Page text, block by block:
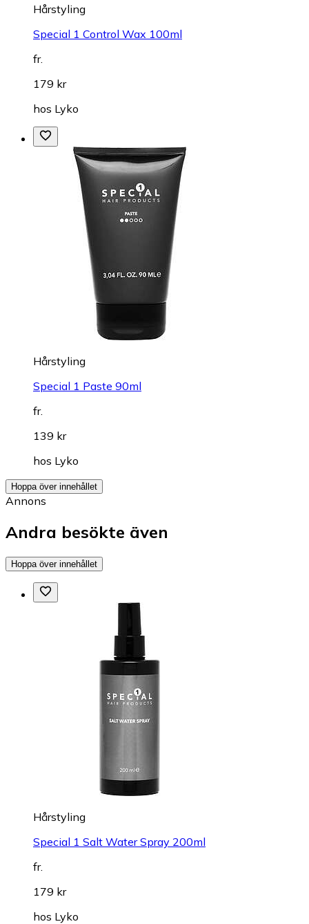
Hårstyling
Special 1 Control Wax 100ml
fr.
179 kr
hos Lyko
Hårstyling
Special 1 Paste 90ml
fr.
139 kr
hos Lyko
Hoppa över innehållet
Annons
Andra besökte även
Hoppa över innehållet
Hårstyling
Special 1 Salt Water Spray 200ml
fr.
179 kr
hos Lyko